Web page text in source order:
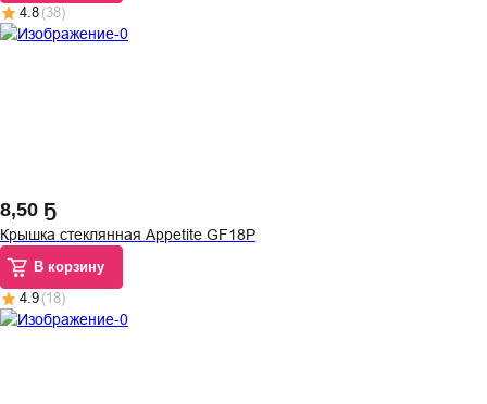
4.8 (38)
8,50 Ҕ
Крышка стеклянная Appetite GF18P
В корзину
4.9 (18)